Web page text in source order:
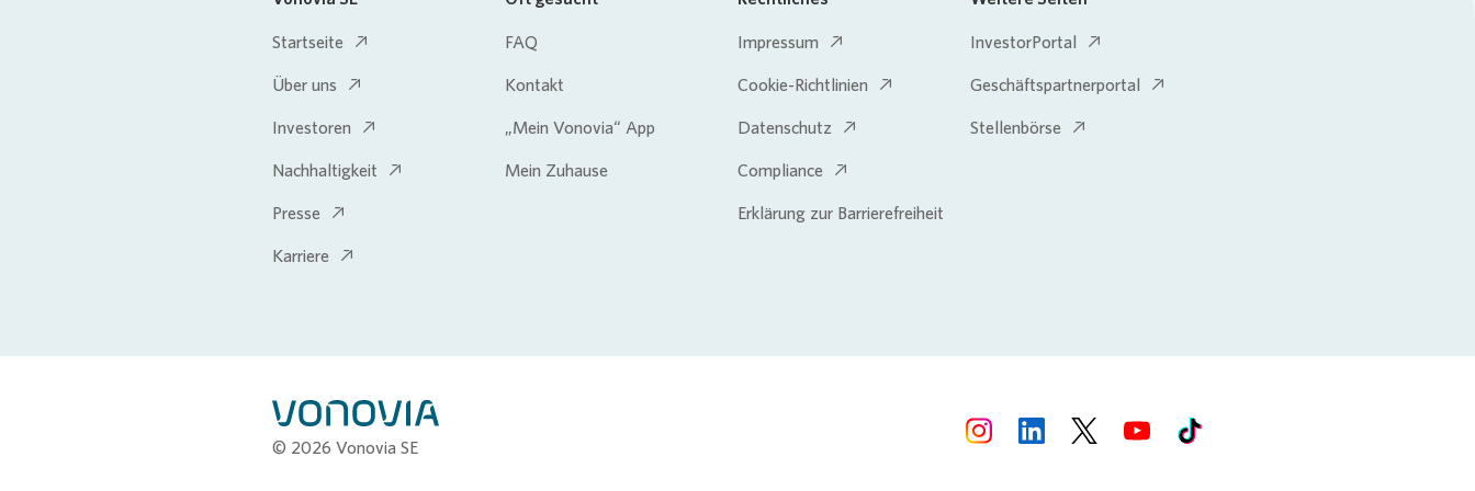
Startseite
Über uns
Investoren
Nachhaltigkeit
Presse
Karriere
FAQ
Kontakt
„Mein Vonovia“ App
Mein Zuhause
Impressum
Cookie-Richtlinien
Datenschutz
Compliance
Erklärung zur Barrierefreiheit
InvestorPortal
Geschäftspartnerportal
Stellenbörse
© 2026 Vonovia SE